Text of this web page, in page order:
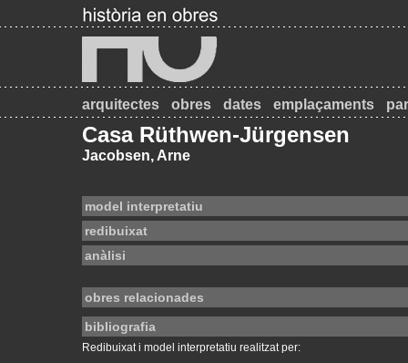
arquitectes obres dates emplaçaments
Casa Rüthwen-Jürgensen
Jacobsen, Arne
model interpretatiu
redibuixat
anàlisi
obres relacionades
bibliografia
Redibuixat i model interpretatiu realitzat per: